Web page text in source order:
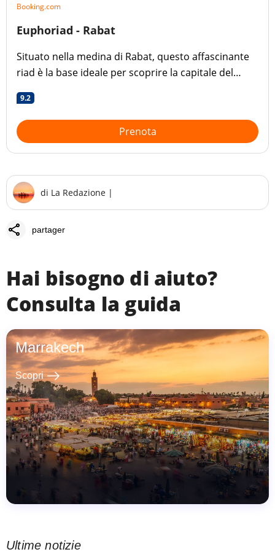
Booking.com
Euphoriad - Rabat
Situato nella medina di Rabat, questo affascinante
riad è la base ideale per scoprire la capitale del
9.2
Prenota
di La Redazione |
share partager
Hai bisogno di aiuto?
Consulta la guida
Marrakech
Scopri east
Ultime notizie